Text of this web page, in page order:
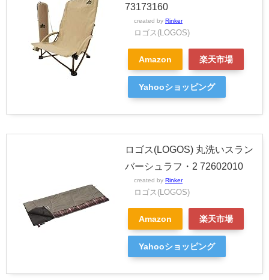
73173160
created by Rinker
ロゴス(LOGOS)
Amazon 楽天市場
Yahooショッピング
ロゴス(LOGOS) 丸洗いスラン
バーシュラフ・2 72602010
created by Rinker
ロゴス(LOGOS)
Amazon 楽天市場
Yahooショッピング